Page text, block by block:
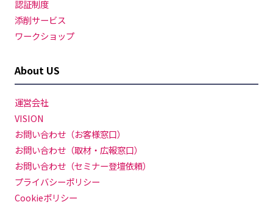
認証制度
添削サービス
ワークショップ
About US
運営会社
VISION
お問い合わせ（お客様窓口）
お問い合わせ（取材・広報窓口）
お問い合わせ（セミナー登壇依頼）
プライバシーポリシー
Cookieポリシー